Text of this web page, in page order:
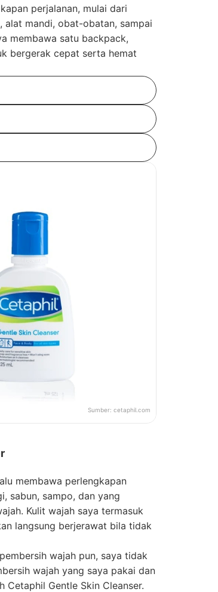
perjalanan, mulai dari
alat mandi, obat-obatan, sampai
membawa satu backpack,
bergerak cepat serta hemat
Sumber: cetaphil.com
membawa perlengkapan
sabun, sampo, dan yang
Kulit wajah saya termasuk
langsung berjerawat bila tidak
wajah pun, saya tidak
wajah yang saya pakai dan
Cetaphil Gentle Skin Cleanser.